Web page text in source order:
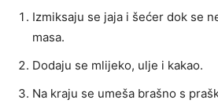
Izmiksaju se jaja i šećer dok se
masa.
Dodaju se mlijeko, ulje i kakao.
Na kraju se umeša brašno s